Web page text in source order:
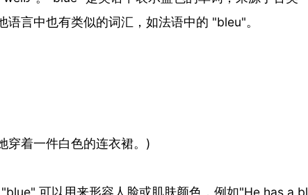
言中也有类似的词汇，如法语中的 "bleu"。
穿着一件白色的连衣裙。)
可以用来形容人脸或肌肤颜色，例如"He has a bl